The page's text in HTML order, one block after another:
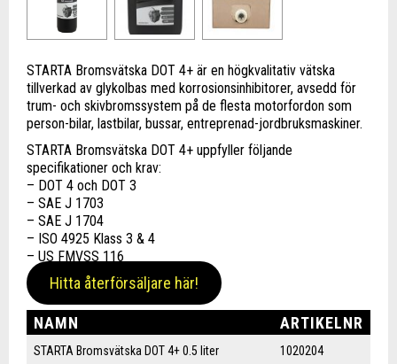
STARTA Bromsvätska DOT 4+ är en högkvalitativ vätska
tillverkad av glykolbas med korrosionsinhibitorer, avsedd för
trum- och skivbromssystem på de flesta motorfordon som
person-bilar, lastbilar, bussar, entreprenad-jordbruksmaskiner.
STARTA Bromsvätska DOT 4+ uppfyller följande
specifikationer och krav:
– DOT 4 och DOT 3
– SAE J 1703
– SAE J 1704
– ISO 4925 Klass 3 & 4
– US FMVSS 116
Hitta återförsäljare här!
NAMN ARTIKELNR
STARTA Bromsvätska DOT 4+ 0.5 liter 1020204